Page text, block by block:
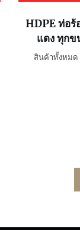
HDPE ท่อ
แดง ทุกข
สินค้าทั้งหมด